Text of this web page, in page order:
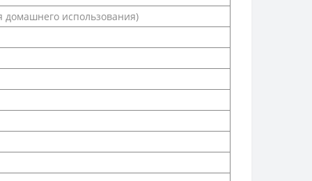
домашнего использования)